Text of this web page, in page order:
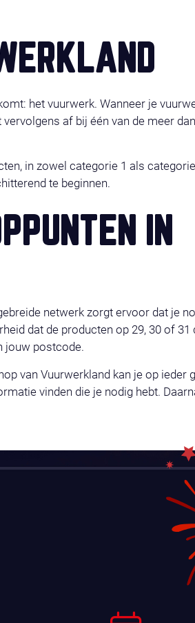
het vuurwerk. Wanneer je
af bij één van de meer
in zowel categorie 1 als
te beginnen.
IN
netwerk zorgt ervoor dat je
dat de producten op 29, 30 of 31
jouw postcode.
van Vuurwerkland kan je op ieder
vinden die je nodig hebt.